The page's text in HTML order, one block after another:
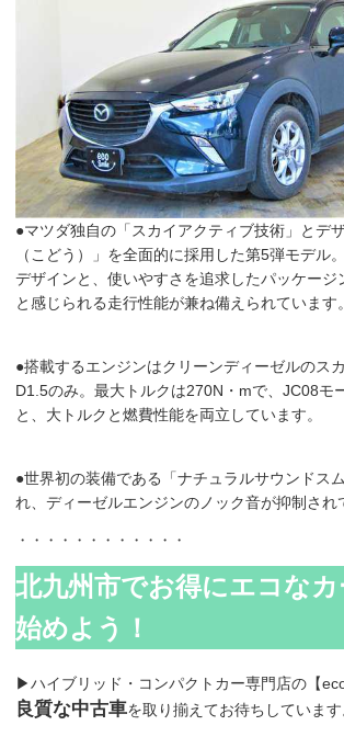
●マツダ独自の「スカイアクティブ技術」とデ
（こどう）」を全面的に採用した第5弾モデル
デザインと、使いやすさを追求したパッケージ
と感じられる走行性能が兼ね備えられています。
●搭載するエンジンはクリーンディーゼルのス
D1.5のみ。最大トルクは270N・mで、JC08モ
と、大トルクと燃費性能を両立しています。
●世界初の装備である「ナチュラルサウンドス
れ、ディーゼルエンジンのノック音が抑制され
・・・・・・・・・・・・
北九州市でお得にエコな
始めよう！
▶ハイブリッド・コンパクトカー専門店の【
良質な中古車を取り揃えてお待ちしています